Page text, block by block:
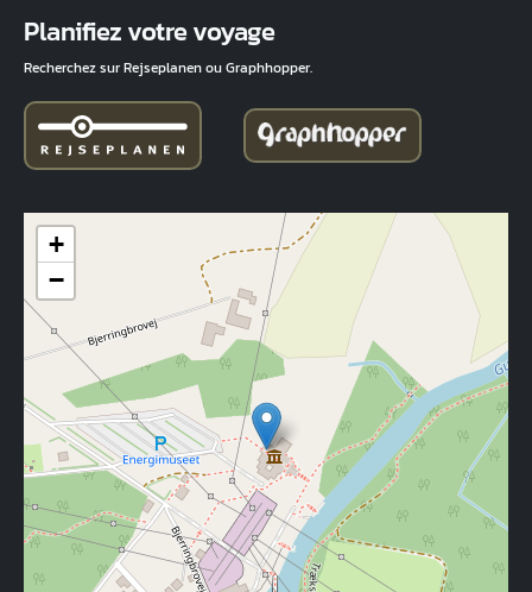
Planifiez votre voyage
Recherchez sur Rejseplanen ou Graphhopper.
+
−